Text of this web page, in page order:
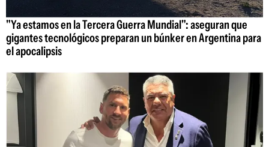
"Ya estamos en la Tercera Guerra Mundial": aseguran que
gigantes tecnológicos preparan un búnker en Argentina para
el apocalipsis